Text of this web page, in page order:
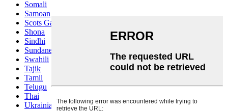
Somali
Samoan
Scots Gaelic
Shona
Sindhi
Sundanese
Swahili
Tajik
Tamil
Telugu
Thai
Ukrainian